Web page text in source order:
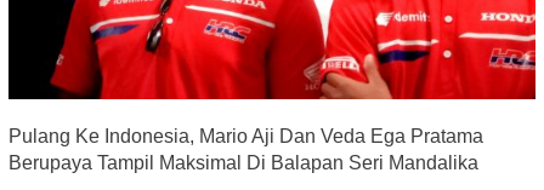
Pulang Ke Indonesia, Mario Aji Dan Veda Ega Pratama
Berupaya Tampil Maksimal Di Balapan Seri Mandalika